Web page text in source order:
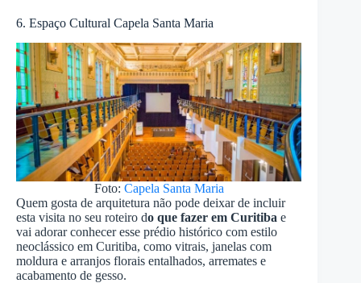
6. Espaço Cultural Capela Santa Maria
Foto: Capela Santa Maria
Quem gosta de arquitetura não pode deixar de incluir
esta visita no seu roteiro do que fazer em Curitiba e
vai adorar conhecer esse prédio histórico com estilo
neoclássico em Curitiba, como vitrais, janelas com
moldura e arranjos florais entalhados, arremates e
acabamento de gesso.